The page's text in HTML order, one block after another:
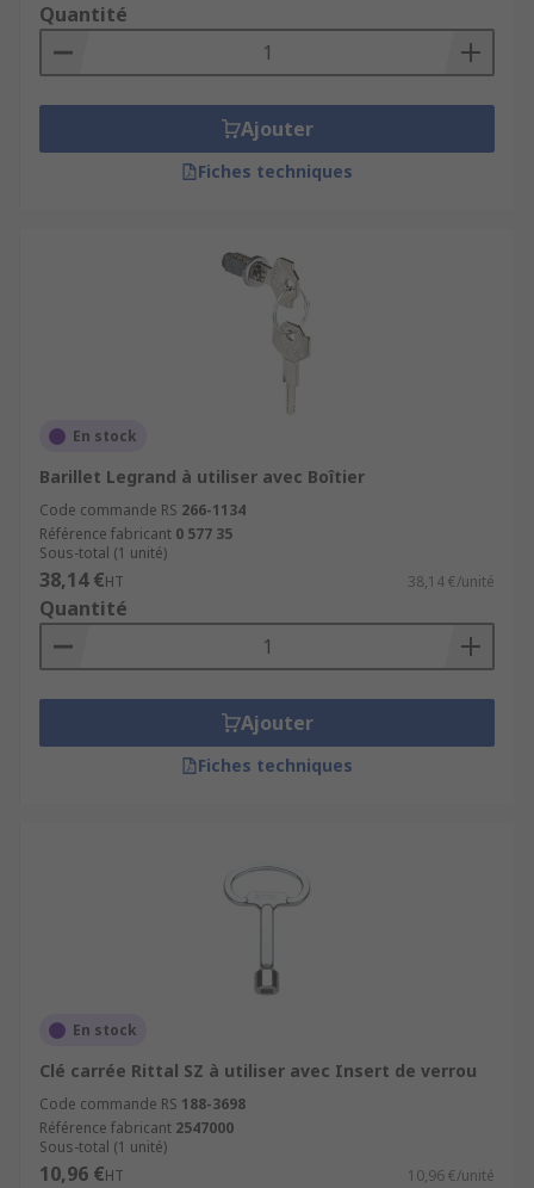
Quantité
Ajouter
Fiches techniques
En stock
Barillet Legrand à utiliser avec Boîtier
Code commande RS 266-1134
Référence fabricant 0 577 35
Sous-total (1 unité)
38,14 €HT 38,14 €/unité
Quantité
Ajouter
Fiches techniques
En stock
Clé carrée Rittal SZ à utiliser avec Insert de verrou
Code commande RS 188-3698
Référence fabricant 2547000
Sous-total (1 unité)
10,96 €HT 10,96 €/unité